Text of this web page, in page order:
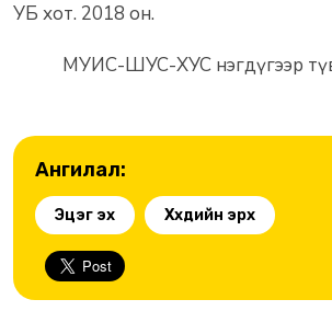
УБ хот. 2018 он.
МУИС-ШУС-ХУС нэгдүгээр
Ангилал:
Эцэг эх Хүүхдийн эрх